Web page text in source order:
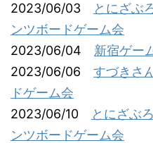
2023/06/03
とにざぶ
ンツボードゲーム会
2023/06/04 新宿ゲー
2023/06/06 すづきさ
ドゲーム会
2023/06/10
とにざぶ
ンツボードゲーム会